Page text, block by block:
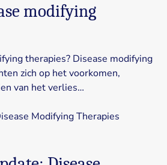
modifying
therapies? Disease modifying
zich op het voorkomen,
van het verlies…